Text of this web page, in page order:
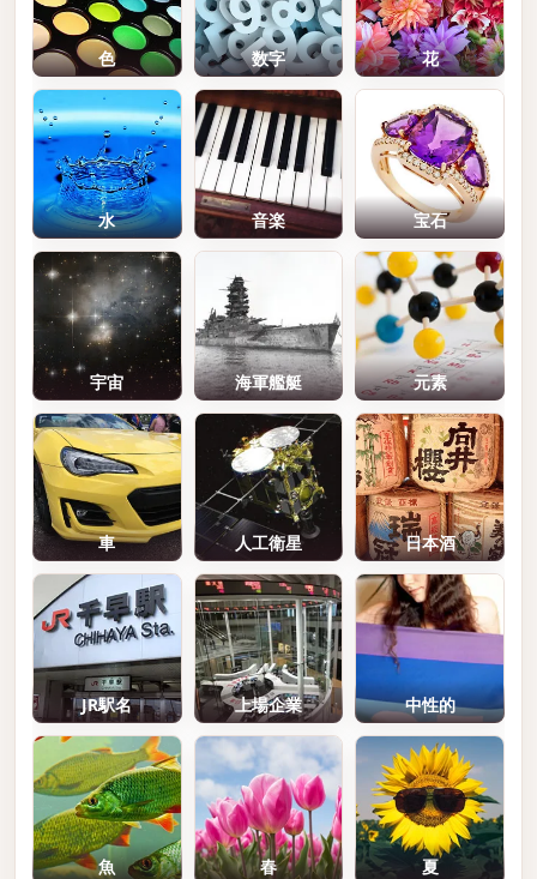
色 数字 花
水 音楽 宝石
宇宙 海軍艦艇 元素
車 人工衛星 日本酒
JR駅名 上場企業 中性的
魚 春 夏